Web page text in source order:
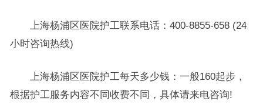
上海杨浦区医院护工联系电话：400-8855-658 (24
小时咨询热线)
上海杨浦区医院护工每天多少钱：一般160起步，
根据护工服务内容不同收费不同，具体请来电咨询!